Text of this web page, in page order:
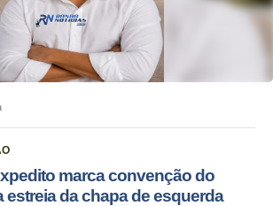
marca convenção do
estreia da chapa de esquerda